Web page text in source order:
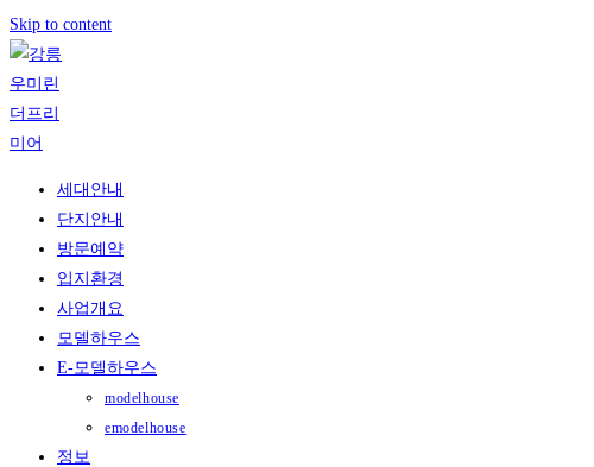
Skip to content
세대안내
단지안내
방문예약
입지환경
사업개요
모델하우스
E-모델하우스
modelhouse
emodelhouse
정보